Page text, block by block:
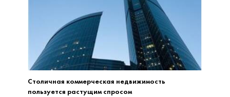
Столичная коммерческая недвижимость
пользуется растущим спросом